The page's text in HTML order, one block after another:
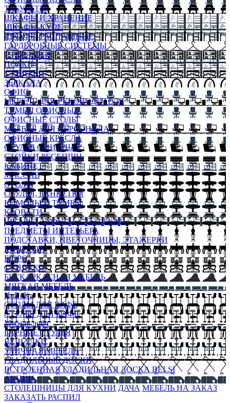
ТАБУРЕТЫ
ШКАФЫ И ХРАНЕНИЕ
ШКАФЫ-КУПЕ
ШКАФЫ-РАСПАШНЫЕ
ГАРДЕРОБНЫЕ СИСТЕМЫ
СТЕЛЛАЖИ
ПОЛКИ
СУНДУКИ
ЗЕРКАЛА
ОФИС
МЕБЕЛЬ ДЛЯ РУКОВОДИТЕЛЯ
ТУМБЫ ОФИСНЫЕ
ОФИСНЫЕ СТОЛЫ
МЕБЕЛЬ ДЛЯ ПЕРСОНАЛА
ОФИСНЫЕ КРЕСЛА
СТУЛЬЯ ОФИСНЫЕ
СТОЙКИ РЕСЕПШН
КАБИНЕТ
МАССИВ
СТОЛЫ
СТУЛЬЯ, БАНКЕТКИ
КОМОДЫ И ТУМБЫ
КРОВАТИ
ШКАФЫ, БУФЕТЫ, СТЕЛЛАЖИ
ПРЕДМЕТЫ ИНТЕРЬЕРА
ПОДСТАВКИ, ЦВЕТОЧНИЦЫ, ЭТАЖЕРКИ
КОНСОЛИ
БЮРО
СУНДУКИ
БЕСКАРКАСНАЯ МЕБЕЛЬ
МЯГКАЯ МЕБЕЛЬ
HoReKa
СТОЛЫ ДЛЯ КАФЕ
СТУЛЬЯ ДЛЯ КАФЕ
Мебель лофт
БАРНЫЕ СТУЛЬЯ
ВЕШАЛКИ
УЛИЧНАЯ МЕБЕЛЬ
ГЛАДИЛЬНЫЕ ДОСКИ
ВСТРОЕННАЯ ГЛАДИЛЬНАЯ ДОСКА BELSI
АКЦИИ
СТОЛЕШНИЦЫ ДЛЯ КУХНИ ДАЧА МЕБЕЛЬ НА ЗАКАЗ
ЗАКАЗАТЬ РАСПИЛ